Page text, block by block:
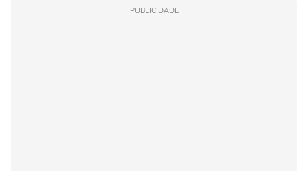
PUBLICIDADE